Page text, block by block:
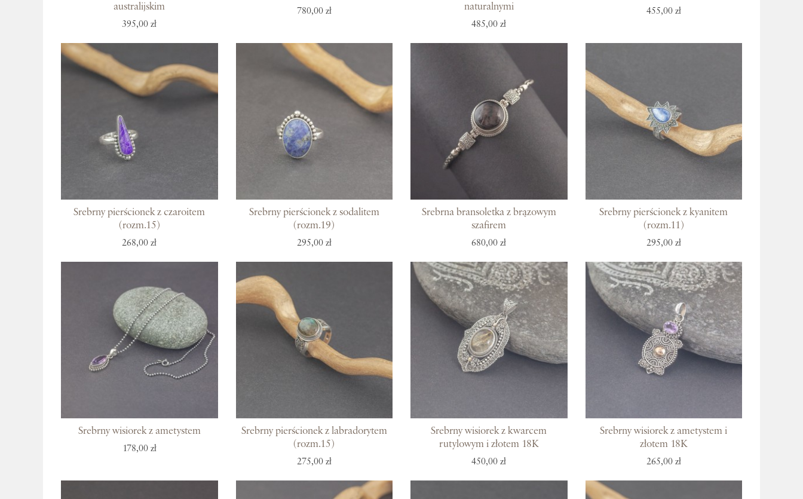
australijskim
395,00 zł
780,00 zł
naturalnymi
485,00 zł
455,00 zł
Srebrny pierścionek z czaroitem
(rozm.15)
268,00 zł
Srebrny pierścionek z sodalitem
(rozm.19)
295,00 zł
Srebrna bransoletka z brązowym
szafirem
680,00 zł
Srebrny pierścionek z kyanitem
(rozm.11)
295,00 zł
Srebrny wisiorek z ametystem
178,00 zł
Srebrny pierścionek z labradorytem
(rozm.15)
275,00 zł
Srebrny wisiorek z kwarcem
rutylowym i złotem 18K
450,00 zł
Srebrny wisiorek z ametystem i
złotem 18K
265,00 zł